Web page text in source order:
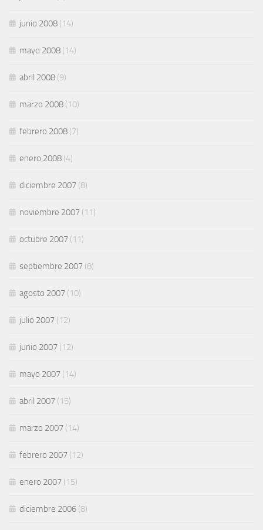
junio 2008 (14)
mayo 2008 (14)
abril 2008 (9)
marzo 2008 (10)
febrero 2008 (7)
enero 2008 (4)
diciembre 2007 (8)
noviembre 2007 (11)
octubre 2007 (11)
septiembre 2007 (8)
agosto 2007 (10)
julio 2007 (12)
junio 2007 (12)
mayo 2007 (14)
abril 2007 (15)
marzo 2007 (14)
febrero 2007 (12)
enero 2007 (15)
diciembre 2006 (8)